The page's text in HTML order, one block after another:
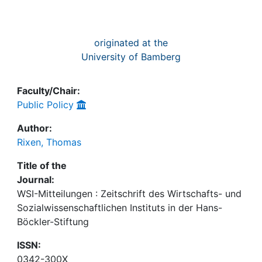
originated at the
University of Bamberg
Faculty/Chair:
Public Policy
Author:
Rixen, Thomas
Title of the
Journal:
WSI-Mitteilungen : Zeitschrift des Wirtschafts- und
Sozialwissenschaftlichen Instituts in der Hans-
Böckler-Stiftung
ISSN:
0342-300X